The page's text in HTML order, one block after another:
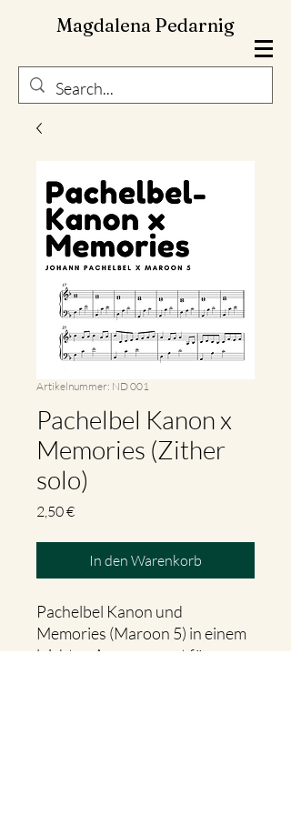
Magdalena Pedarnig
Artikelnummer: ND 001
Pachelbel Kanon x
Memories (Zither
solo)
2,50 €Preis
In den Warenkorb
Pachelbel Kanon und
Memories (Maroon 5) in einem
leichten Arrangement für